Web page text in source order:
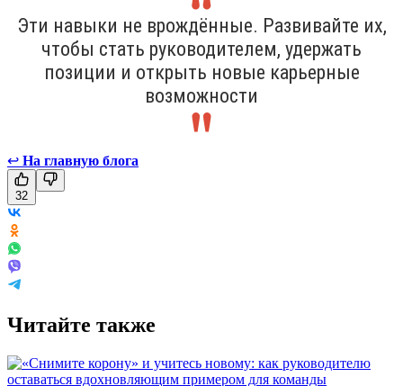
Эти навыки не врождённые. Развивайте их,
чтобы стать руководителем, удержать
позиции и открыть новые карьерные
возможности
↩ На главную блога
32
Читайте также